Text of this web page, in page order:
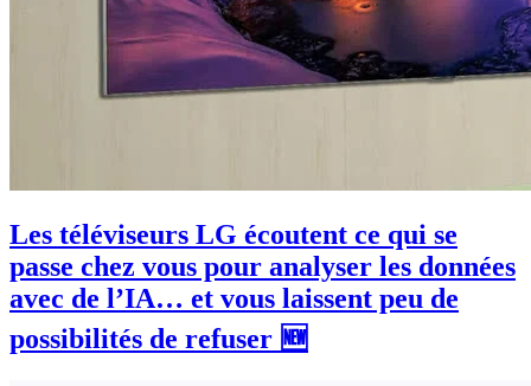
Les téléviseurs LG écoutent ce qui se
passe chez vous pour analyser les données
avec de l’IA… et vous laissent peu de
possibilités de refuser 🆕